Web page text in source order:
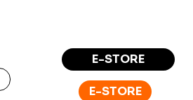
E-STORE
E-STORE